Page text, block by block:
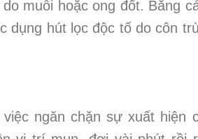
muỗi hoặc ong đốt. Bằng
dụng hút lọc độc tố do côn
ngăn chặn sự xuất hiện